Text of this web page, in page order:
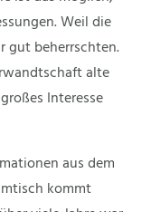
Weil die
gut beherrschten.
alte
Interesse
aus dem
kommt